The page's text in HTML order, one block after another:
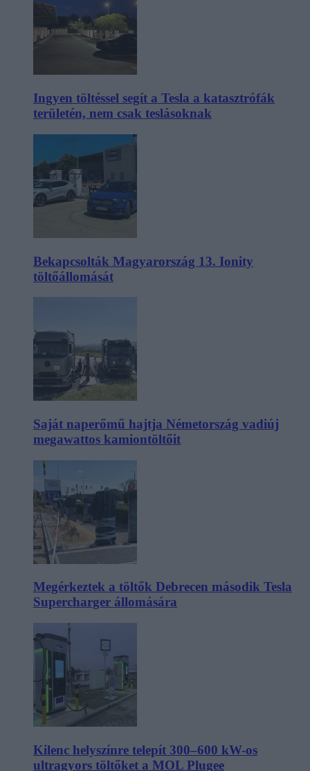
Ingyen töltéssel segít a Tesla a katasztrófák
területén, nem csak teslásoknak
Bekapcsolták Magyarország 13. Ionity
töltőállomását
Saját naperőmű hajtja Németország vadiúj
megawattos kamiontöltőit
Megérkeztek a töltők Debrecen második Tesla
Supercharger állomására
Kilenc helyszínre telepít 300–600 kW-os
ultragyors töltőket a MOL Plugee